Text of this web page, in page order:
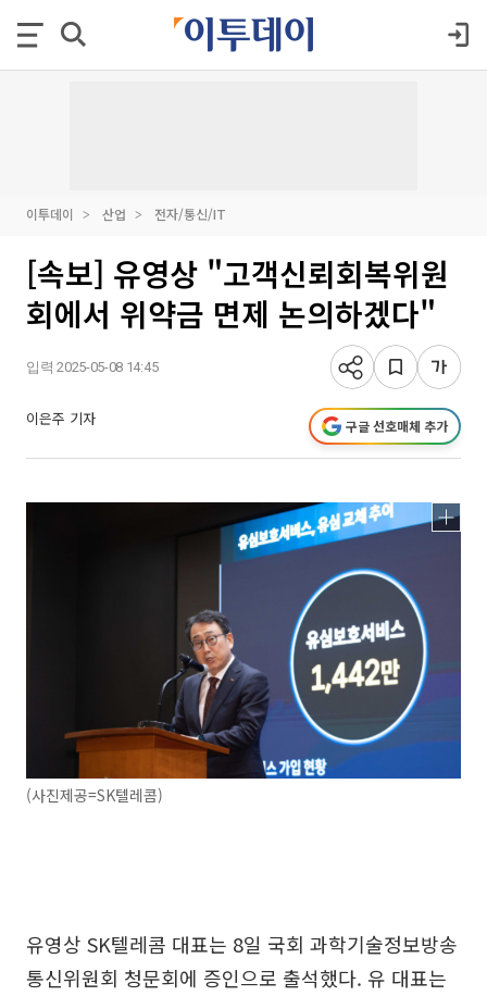
이투데이 산업 전자/통신/IT
[속보] 유영상 "고객신뢰회복위원
회에서 위약금 면제 논의하겠다"
입력 2025-05-08 14:45
이은주 기자 구글 선호매체 추가
(사진제공=SK텔레콤)
유영상 SK텔레콤 대표는 8일 국회 과학기술정보방송
통신위원회 청문회에 증인으로 출석했다. 유 대표는